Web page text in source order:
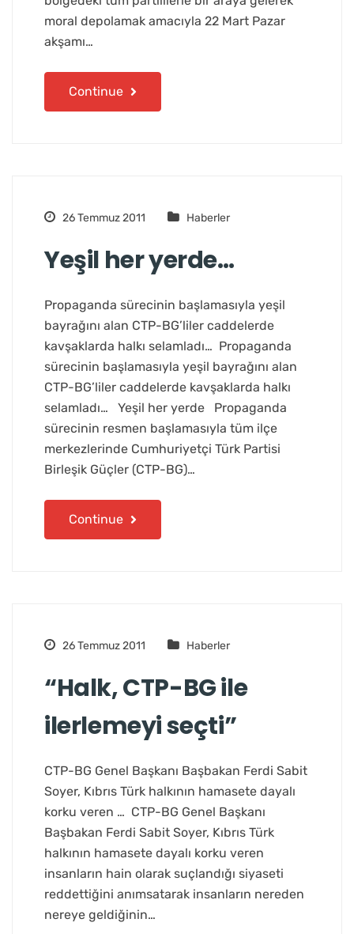
moral depolamak amacıyla 22 Mart Pazar
akşamı…
Continue
26 Temmuz 2011 Haberler
Yeşil her yerde…
Propaganda sürecinin başlamasıyla yeşil
bayrağını alan CTP-BG’liler caddelerde
kavşaklarda halkı selamladı… Propaganda
sürecinin başlamasıyla yeşil bayrağını alan
CTP-BG’liler caddelerde kavşaklarda halkı
selamladı… Yeşil her yerde Propaganda
sürecinin resmen başlamasıyla tüm ilçe
merkezlerinde Cumhuriyetçi Türk Partisi
Birleşik Güçler (CTP-BG)…
Continue
26 Temmuz 2011 Haberler
“Halk, CTP-BG ile
ilerlemeyi seçti”
CTP-BG Genel Başkanı Başbakan Ferdi Sabit
Soyer, Kıbrıs Türk halkının hamasete dayalı
korku veren … CTP-BG Genel Başkanı
Başbakan Ferdi Sabit Soyer, Kıbrıs Türk
halkının hamasete dayalı korku veren
insanların hain olarak suçlandığı siyaseti
reddettiğini anımsatarak insanların nereden
nereye geldiğinin…